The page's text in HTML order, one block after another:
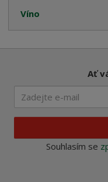
Víno
Ať
Souhlasím se